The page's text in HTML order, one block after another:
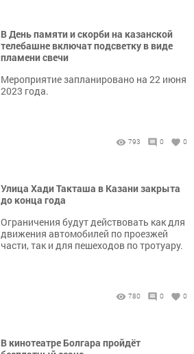
В День памяти и скорби на казанской
телебашне включат подсветку в виде
пламени свечи
Мероприятие запланировано на 22 июня
2023 года.
793 0 0
Улица Хади Такташа в Казани закрыта
до конца года
Ограничения будут действовать как для
движения автомобилей по проезжей
части, так и для пешеходов по тротуару.
780 0 0
В кинотеатре Болгара пройдёт